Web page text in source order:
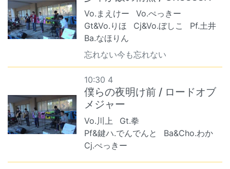
Vo.まえけー
Vo.ぺっきー
Gt&Vo.りほ
Cj&Vo.ぼしこ
Pf.土井
Ba.なほりん
忘れない今も忘れない
10:30 4
僕らの夜明け前 / ロードオブ
メジャー
Vo.川上
Gt.拳
Pf&鍵ハ.でんでんと
Ba&Cho.わか
Cj.ぺっきー